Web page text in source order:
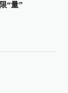
“量”